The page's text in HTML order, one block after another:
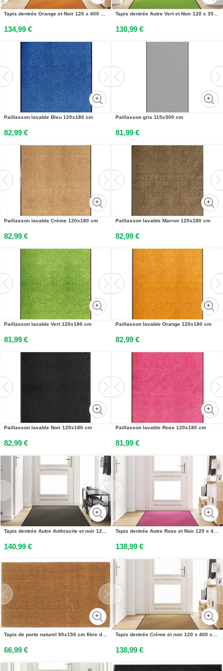
Tapis dentrée Orange et Noir 120 x 400 cm Polyamide et PVC
134,99 €
Tapis dentrée Autre Vert et Noir 120 x 350 cm Polyamide et PVC
130,99 €
Paillasson lavable Bleu 120x180 cm
82,99 €
Paillasson gris 115x300 cm
81,99 €
Paillasson lavable Crème 120x180 cm
82,99 €
Paillasson lavable Marron 120x180 cm
82,99 €
Paillasson lavable Vert 120x180 cm
81,99 €
Paillasson lavable Orange 120x180 cm
82,99 €
Paillasson lavable Noir 120x180 cm
82,99 €
Paillasson lavable Rose 120x180 cm
81,99 €
Tapis dentrée Autre Anthracite et noir 120 x 350 cm
140,99 €
Tapis dentrée Autre Rose et Noir 120 x 400 cm Polyamide et PVC
138,99 €
Tapis de porte naturel 90x150 cm fibre de coco touffeté
66,99 €
Tapis dentrée Crème et noir 120 x 400 cm Polyamide et PVC
138,99 €